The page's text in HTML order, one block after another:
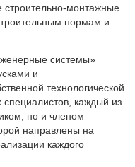
монтажные
нормам и
системы»
и
технологической
каждый из
но и членом
направлены на
каждого